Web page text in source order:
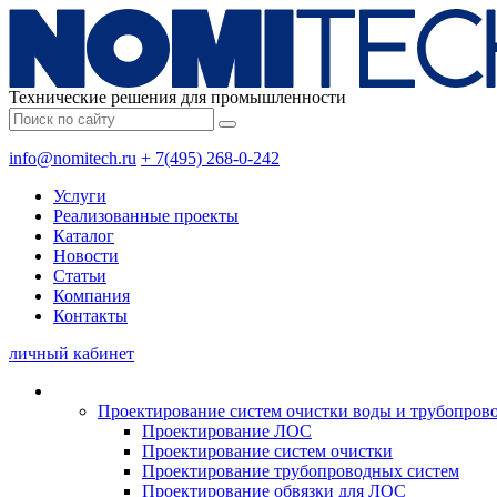
Технические решения для промышленности
info@nomitech.ru + 7(495) 268-0-242
Услуги
Реализованные проекты
Каталог
Новости
Статьи
Компания
Контакты
личный кабинет
Проектирование систем очистки воды и
Проектирование ЛОС
Проектирование систем очистки
Проектирование трубопроводных систем
Проектирование обвязки для ЛОС